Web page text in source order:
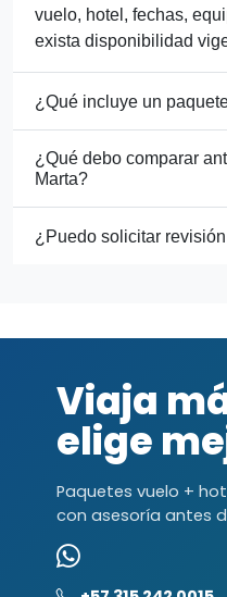
vuelo, hotel, fechas,
exista disponibilidad
¿Qué incluye un
¿Qué debo comparar
Marta?
¿Puedo solicitar
Viaja
elige
Paquetes vuelo +
con asesoría antes